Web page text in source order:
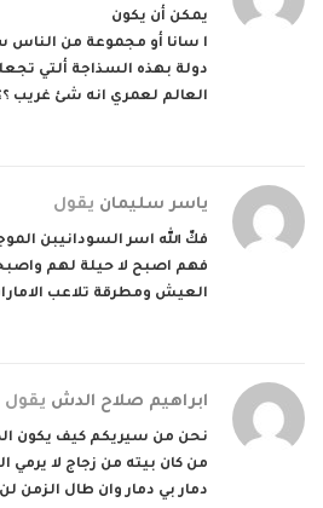
يمكن أن يكون
ا سانا أو مجموعة من الناس
دولة بهذه السذاجة ألتي
العالم لعمري انه شئ غريب
ياسر سليمان يقول
فكّ الله اسر السودانيبن
فهم اصبح لا حيلة لهم
العيش ومطرقة تلاعب
ابراهيم صلاح الدش يقول
نحن من سيريكم كيف يكون
من كان بيته من زجاج لا يرمي
دمار بي دمار وان طال الزمن